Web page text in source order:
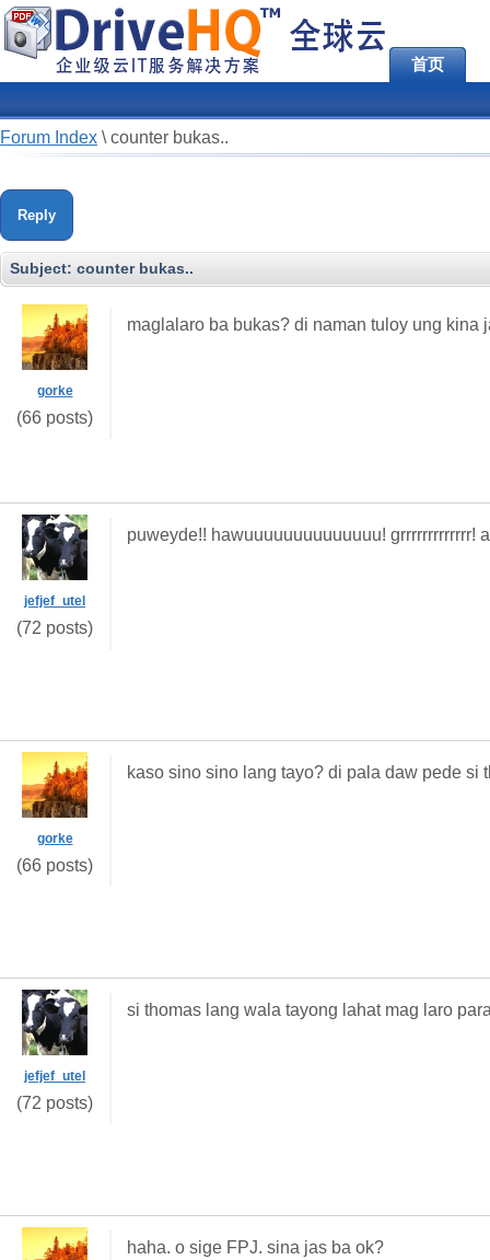
首页
Forum Index \ counter bukas..
Reply
Subject: counter bukas..
gorke
(66 posts)
maglalaro ba bukas? di naman tuloy ung kina
jefjef_utel
(72 posts)
puweyde!! hawuuuuuuuuuuuuuu! grrrrrrrrrrrrr!
gorke
(66 posts)
kaso sino sino lang tayo? di pala daw pede si
jefjef_utel
(72 posts)
si thomas lang wala tayong lahat mag laro
haha. o sige FPJ. sina jas ba ok?